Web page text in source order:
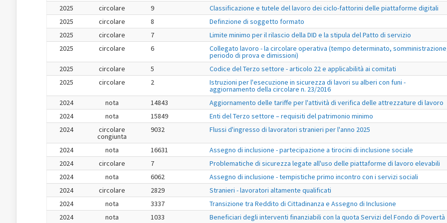
2025 circolare 9
Classificazione e tutele del lavoro dei ciclo-fattorini delle piattaforme digitali
2025
circolare 8
Definzione di soggetto formato
2025
circolare 7
Limite minimo per il rilascio della DID e la stipula del Patto di servizio
2025
circolare 6 Collegato lavoro - la circolare operativa (tempo determinato,
periodo di prova e dimissioni)
2025
circolare 5
Codice del Terzo settore - articolo 22 e applicabilità ai comitati
2025
circolare 2 Istruzioni per l'esecuzione in sicurezza di lavori su alberi con funi -
aggiornamento della circolare n. 23/2016
2024
nota 14843
Aggiornamento delle tariffe per l'attività di verifica delle attrezzature di lavoro
2024
nota 15849
Enti del Terzo settore – requisiti del patrimonio minimo
2024
circolare
congiunta
9032 Flussi d'ingresso di lavoratori stranieri per l'anno 2025
2024 nota 16631
Assegno di inclusione - partecipazione a tirocini di inclusione sociale
2024
circolare 7
Problematiche di sicurezza legate all'uso delle piattaforme di lavoro elevabili
2024
nota 6062
Assegno di inclusione - tempistiche primo incontro con i servizi sociali
2024
circolare 2829
Stranieri - lavoratori altamente qualificati
2024
nota 3337
Transizione tra Reddito di Cittadinanza e Assegno di Inclusione
2024
nota 1033 Beneficiari degli interventi finanziabili con la quota Servizi del Fondo di Povertà